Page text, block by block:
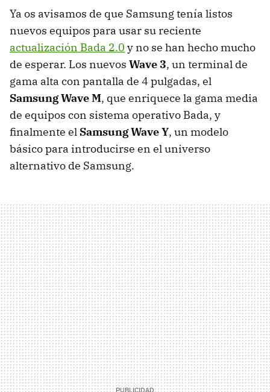
Ya os avisamos de que Samsung tenía listos
nuevos equipos para usar su reciente
actualización Bada 2.0 y no se han hecho mucho
de esperar. Los nuevos Wave 3, un terminal de
gama alta con pantalla de 4 pulgadas, el
Samsung Wave M, que enriquece la gama media
de equipos con sistema operativo Bada, y
finalmente el Samsung Wave Y, un modelo
básico para introducirse en el universo
alternativo de Samsung.